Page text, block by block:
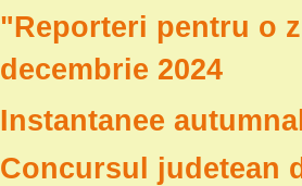
"Reporteri pentru o
decembrie 2024
Instantanee
Concursul judetean